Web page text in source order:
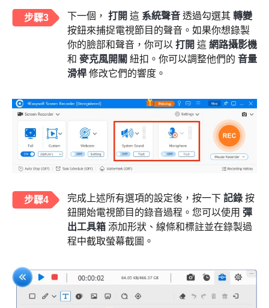
步驟3 下一個， 打開 這 系統聲音 透過勾選其 轉變
按鈕來捕捉電視節目的聲音。如果你想錄製
你的臉部和聲音，你可以 打開 這 網路攝影機
和 麥克風開關 紐扣。你可以調整他們的 音量
滑桿 修改它們的響度。
步驟4 完成上述所有選項的設定後，按一下 記錄 按
鈕開始電視節目的錄音過程。您可以使用 彈
出工具箱 添加形狀、線條和標註並在錄製過
程中截取螢幕截圖。